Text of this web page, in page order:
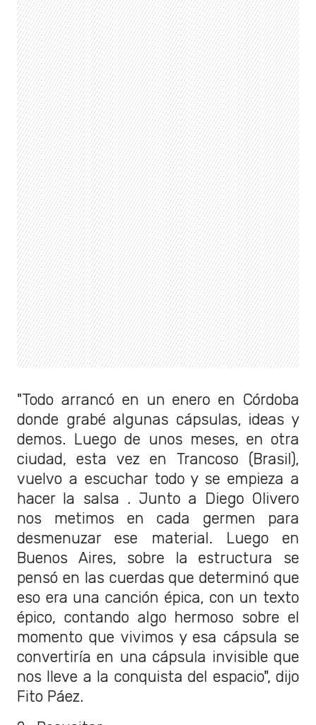
"Todo arrancó en un enero en Córdoba
donde grabé algunas cápsulas, ideas y
demos. Luego de unos meses, en otra
ciudad, esta vez en Trancoso (Brasil),
vuelvo a escuchar todo y se empieza a
hacer la salsa . Junto a Diego Olivero
nos metimos en cada germen para
desmenuzar ese material. Luego en
Buenos Aires, sobre la estructura se
pensó en las cuerdas que determinó que
eso era una canción épica, con un texto
épico, contando algo hermoso sobre el
momento que vivimos y esa cápsula se
convertiría en una cápsula invisible que
nos lleve a la conquista del espacio", dijo
Fito Páez.